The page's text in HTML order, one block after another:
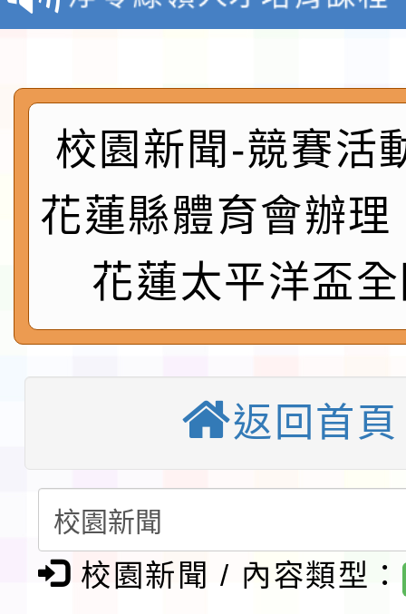
檢送桃園市115學年度
及師生本土語及新住民
實施要點各1份
115年食農教育專業人
程
函轉國家通訊傳播委員
鎮韌性（防空）演習－
「115年金融知識線上
本校115學年度第1學
第3次招考代課鐘點教
告(不再辦理後續甄選)
檢送「桃園市115學年
程安排一案
「桃園市補助參觀特色
展演活動實施計畫」
請一案
教育部校安中心白海豚
報
淨零綠領人才培育課程
檢送桃園市115學年度
校園新聞-競賽活
花蓮縣體育會辦
花蓮太平洋盃
返回首頁
校園新聞 / 內容類型：